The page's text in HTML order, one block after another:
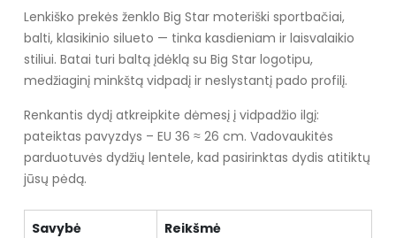
Lenkiško prekės ženklo Big Star moteriški sportbačiai,
balti, klasikinio silueto — tinka kasdieniam ir laisvalaikio
stiliui. Batai turi baltą įdėklą su Big Star logotipu,
medžiaginį minkštą vidpadį ir neslystantį pado profilį.
Renkantis dydį atkreipkite dėmesį į vidpadžio ilgį:
pateiktas pavyzdys – EU 36 ≈ 26 cm. Vadovaukitės
parduotuvės dydžių lentele, kad pasirinktas dydis atitiktų
jūsų pėdą.
Savybė Reikšmė